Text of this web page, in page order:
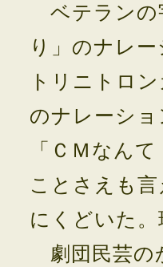
ベテランの
り」のナレ
トリニトロ
のナレーシ
「ＣＭなん
ことさえも
にくどいた
劇団民芸の